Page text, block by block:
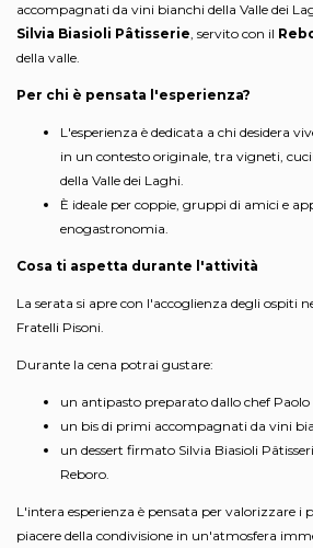
accompagnati da vini bianchi della Valle dei
Silvia Biasioli Pâtisserie, servito con il
della valle.
Per chi è pensata l'esperienza?
L'esperienza è dedicata a chi desidera
in un contesto originale, tra vigneti,
della Valle dei Laghi.
È ideale per coppie, gruppi di amici e
enogastronomia.
Cosa ti aspetta durante l'attività
La serata si apre con l'accoglienza degli ospiti
Fratelli Pisoni.
Durante la cena potrai gustare:
un antipasto preparato dallo chef Paolo
un bis di primi accompagnati da vini
un dessert firmato Silvia Biasioli
Reboro.
L'intera esperienza è pensata per valorizzare i
piacere della condivisione in un'atmosfera